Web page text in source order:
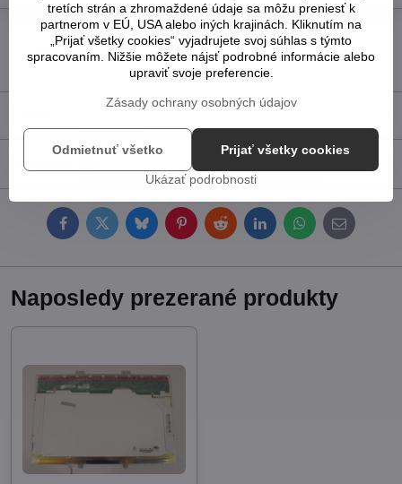
Pridať k Obľúbeným Otázka k produktu
Strážny pes
Doručenia
Diskusia
FacebookTwitterBlueskyPinterestRedditLinkedInWhatsApp
E-
mail
Naposledy prezerané produkty
tretích strán a zhromaždené údaje sa môžu preniesť k
partnerom v EÚ, USA alebo iných krajinách. Kliknutím na
„Prijať všetky cookies“ vyjadrujete svoj súhlas s týmto
spracovaním. Nižšie môžete nájsť podrobné informácie alebo
upraviť svoje preferencie.
Zásady ochrany osobných údajov
Ukázať podrobnosti
Prijať všetky cookies
Odmietnuť všetko